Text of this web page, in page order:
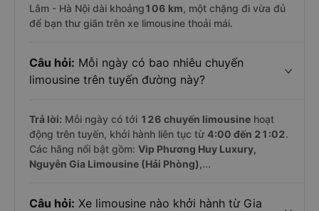
Lâm - Hà Nội dài khoảng106 km, một chặng đi vừa đủ
để bạn thư giãn trên xe limousine thoải mái.
Câu hỏi: Mỗi ngày có bao nhiêu chuyến
limousine trên tuyến đường này?
Trả lời: Mỗi ngày có tới 126 chuyến limousine hoạt
động trên tuyến, khởi hành liên tục từ4:00 đến 21:02.
Các hãng nổi bật gồm: Vip Phương Huy Luxury,
Nguyễn Gia Limousine (Hải Phòng),...
Câu hỏi: Xe limousine nào khởi hành từ Gia